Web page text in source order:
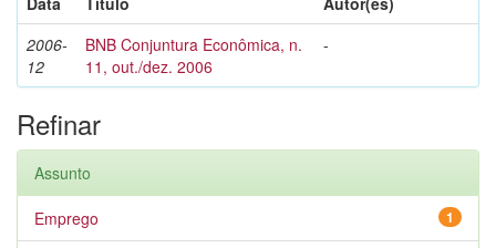
2006-
12
BNB Conjuntura Econômica, n.
11, out./dez. 2006
-
Refinar
Assunto
1
Emprego